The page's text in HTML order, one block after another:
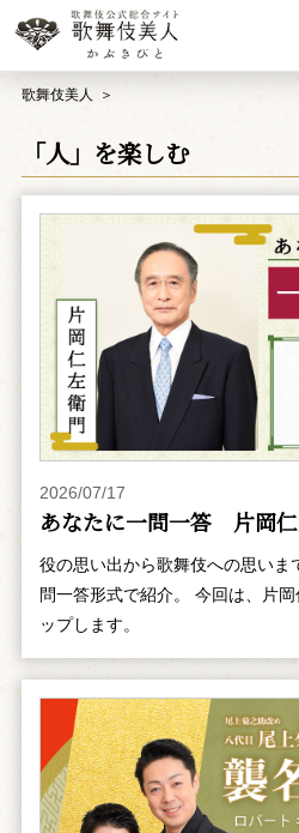
歌舞伎美人
「人」を楽しむ
2026/07/17
あなたに一問一答 片岡
役の思い出から歌舞伎への思いま
問一答形式で紹介。 今回は、片
ップします。